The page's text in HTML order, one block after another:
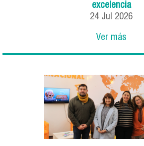
excelencia
24 Jul 2026
Ver más